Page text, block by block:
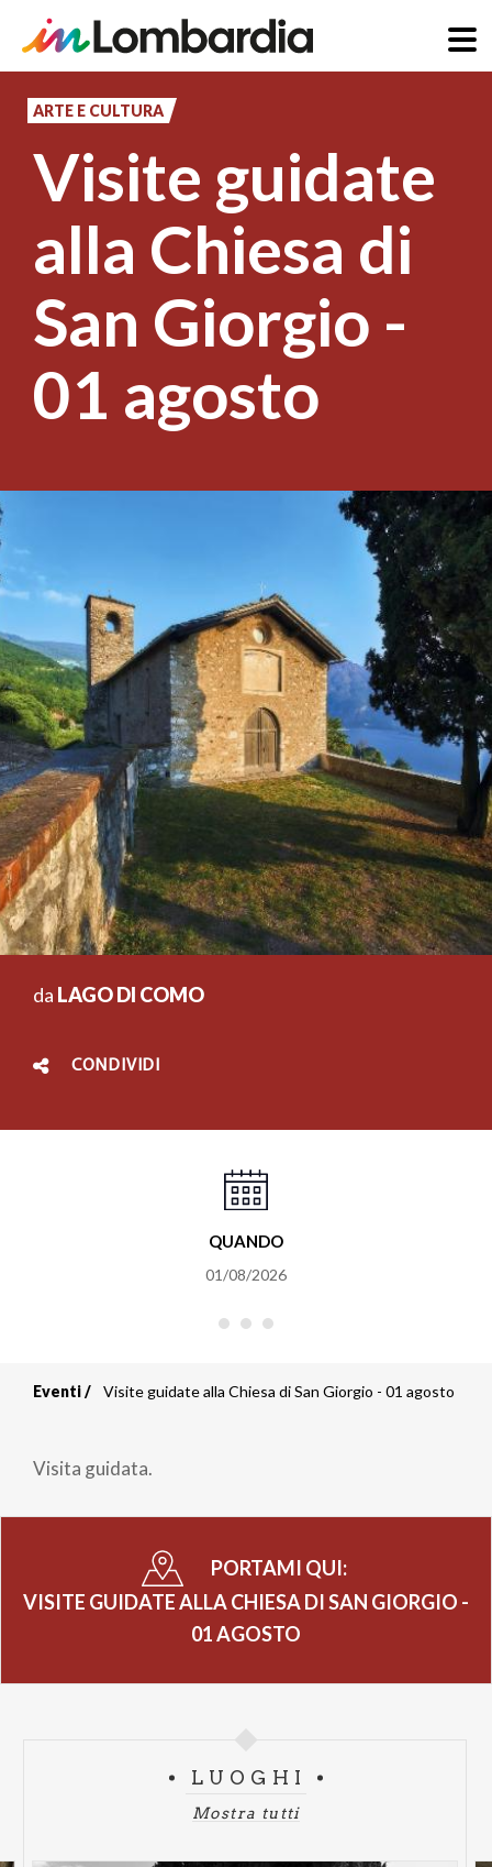
principale
ARTE E CULTURA
Visite guidate
alla Chiesa di
San Giorgio -
01 agosto
da LAGO DI COMO
CONDIVIDI
QUANDO
01/08/2026
di
pane
Eventi Visite guidate alla Chiesa di San Giorgio - 01 agosto
Visita guidata.
PORTAMI QUI:
VISITE GUIDATE ALLA CHIESA DI SAN GIORGIO -
01 AGOSTO
LUOGHI
Mostra tutti